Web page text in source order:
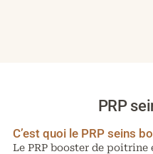
PRP
C’est quoi le PRP seins
Le PRP booster de